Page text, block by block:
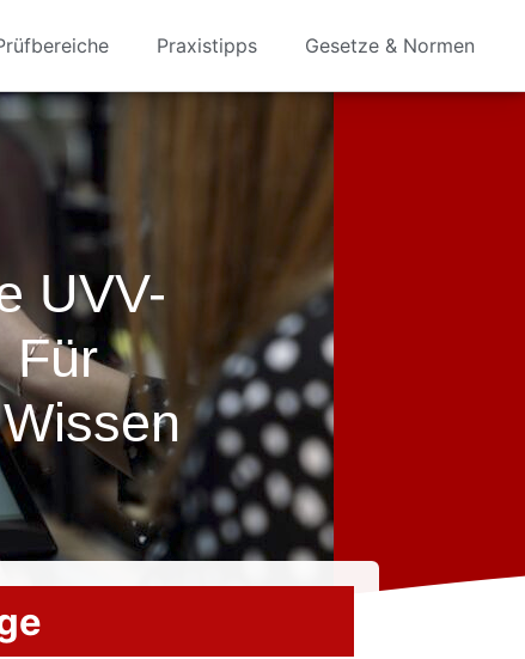
Praxistipps Gesetze & Normen
UVV-
Für